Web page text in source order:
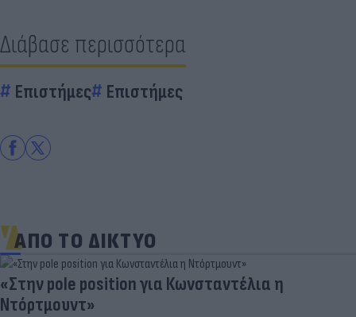
Διάβασε περισσότερα
Επιστήμες Επιστήμες
ΑΠΟ ΤΟ ΔΙΚΤΥΟ
«Στην pole position για Κωνσταντέλια η
Ντόρτμουντ»